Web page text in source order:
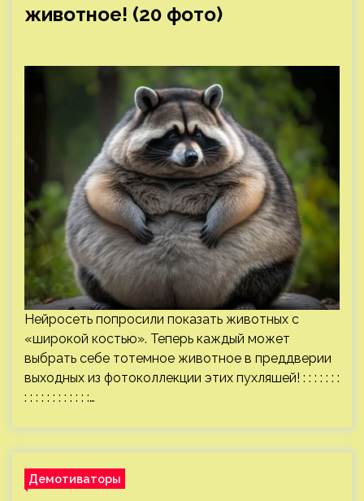
животное! (20 фото)
Нейросеть попросили показать животных с
«широкой костью». Теперь каждый может
выбрать себе тотемное животное в преддверии
выходных из фотоколлекции этих пухляшей! : : : : : : :
: : : : : : : : : : : :…
Демотиваторы